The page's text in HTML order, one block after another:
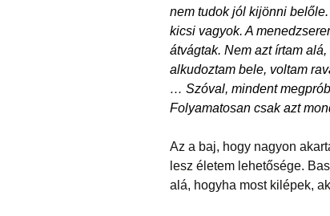
nem tudok jól kijönni
kicsi vagyok. A
átvágtak. Nem azt írtam
alkudoztam bele, voltam
… Szóval, mindent
Folyamatosan csak azt
Az a baj, hogy nagyon
lesz életem lehetősége.
alá, hogyha most kilépek,